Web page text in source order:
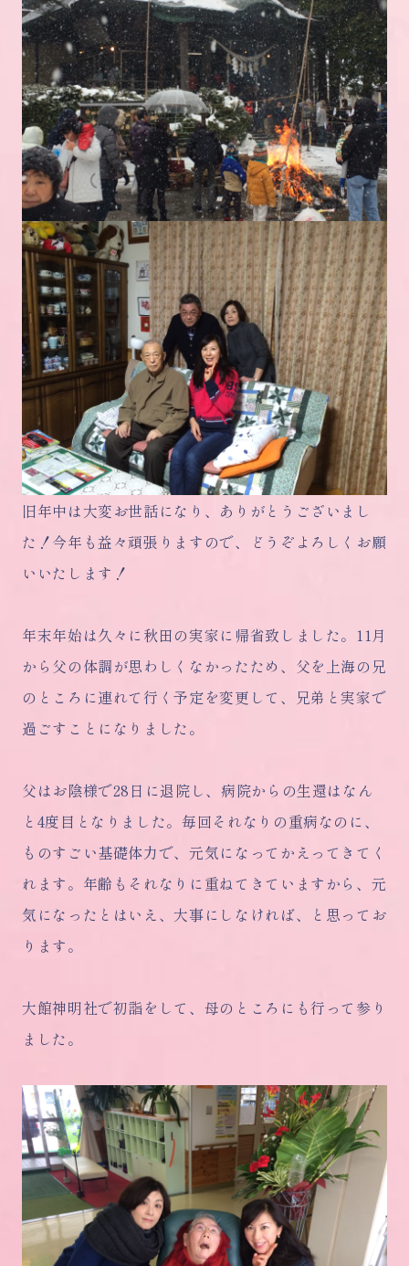
旧年中は大変お世話になり、ありがとうございまし
た！今年も益々頑張りますので、どうぞよろしくお願
いいたします！
年末年始は久々に秋田の実家に帰省致しました。11月
から父の体調が思わしくなかったため、父を上海の兄
のところに連れて行く予定を変更して、兄弟と実家で
過ごすことになりました。
父はお陰様で28日に退院し、病院からの生還はなん
と4度目となりました。毎回それなりの重病なのに、
ものすごい基礎体力で、元気になってかえってきてく
れます。年齢もそれなりに重ねてきていますから、元
気になったとはいえ、大事にしなければ、と思ってお
ります。
大館神明社で初詣をして、母のところにも行って参り
ました。